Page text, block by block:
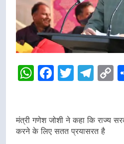
WhatsApp
मंत्री गणेश जोशी ने कहा कि राज्य
करने के लिए सतत प्रयासरत है